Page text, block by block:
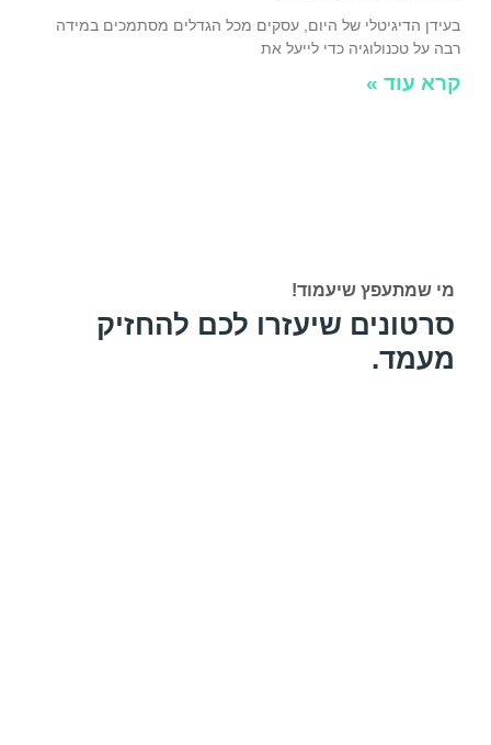
בעידן הדיגיטלי של היום, עסקים מכל הגדלים מסתמכים במידה
רבה על טכנולוגיה כדי לייעל את
קרא עוד »
מי שמתעפץ שיעמוד!
סרטונים שיעזרו לכם להחזיק
מעמד.